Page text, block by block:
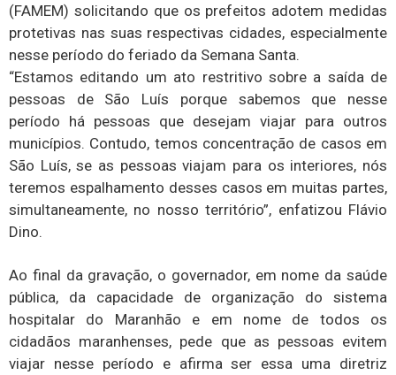
(FAMEM) solicitando que os prefeitos adotem medidas
protetivas nas suas respectivas cidades, especialmente
nesse período do feriado da Semana Santa.
“Estamos editando um ato restritivo sobre a saída de
pessoas de São Luís porque sabemos que nesse
período há pessoas que desejam viajar para outros
municípios. Contudo, temos concentração de casos em
São Luís, se as pessoas viajam para os interiores, nós
teremos espalhamento desses casos em muitas partes,
simultaneamente, no nosso território”, enfatizou Flávio
Dino.
Ao final da gravação, o governador, em nome da saúde
pública, da capacidade de organização do sistema
hospitalar do Maranhão e em nome de todos os
cidadãos maranhenses, pede que as pessoas evitem
viajar nesse período e afirma ser essa uma diretriz